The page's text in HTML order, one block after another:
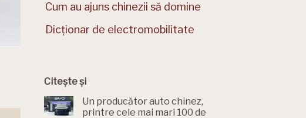
Cum au ajuns chinezii să domine
Dicționar de electromobilitate
Citește și
Un producător auto chinez,
printre cele mai mari 100 de